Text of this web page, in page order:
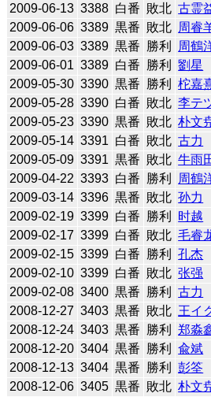
2009-06-13 3388 白番 敗北 古霊
2009-06-06 3389 黒番 敗北 周睿
2009-06-03 3389 黒番 勝利 周鶴
2009-06-01 3389 白番 勝利 劉星
2009-05-30 3390 黒番 勝利 柁嘉
2009-05-28 3390 白番 敗北 李テ
2009-05-23 3390 黒番 敗北 朴文
2009-05-14 3391 白番 敗北 古力
2009-05-09 3391 黒番 敗北 牛雨
2009-04-22 3393 白番 勝利 周鶴
2009-03-14 3396 黒番 敗北 孙力
2009-02-19 3399 白番 勝利 时越
2009-02-17 3399 白番 敗北 毛睿
2009-02-15 3399 白番 勝利 孔杰
2009-02-10 3399 白番 敗北 张强
2009-02-08 3400 黒番 勝利 古力
2008-12-27 3403 黒番 敗北 王イ
2008-12-24 3403 黒番 勝利 郑淼
2008-12-20 3404 黒番 勝利 兪斌
2008-12-13 3404 黒番 勝利 彭筌
2008-12-06 3405 黒番 敗北 朴文